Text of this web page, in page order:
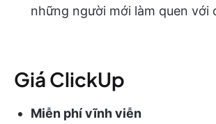
những người mới làm quen với
Giá ClickUp
Miễn phí vĩnh viễn